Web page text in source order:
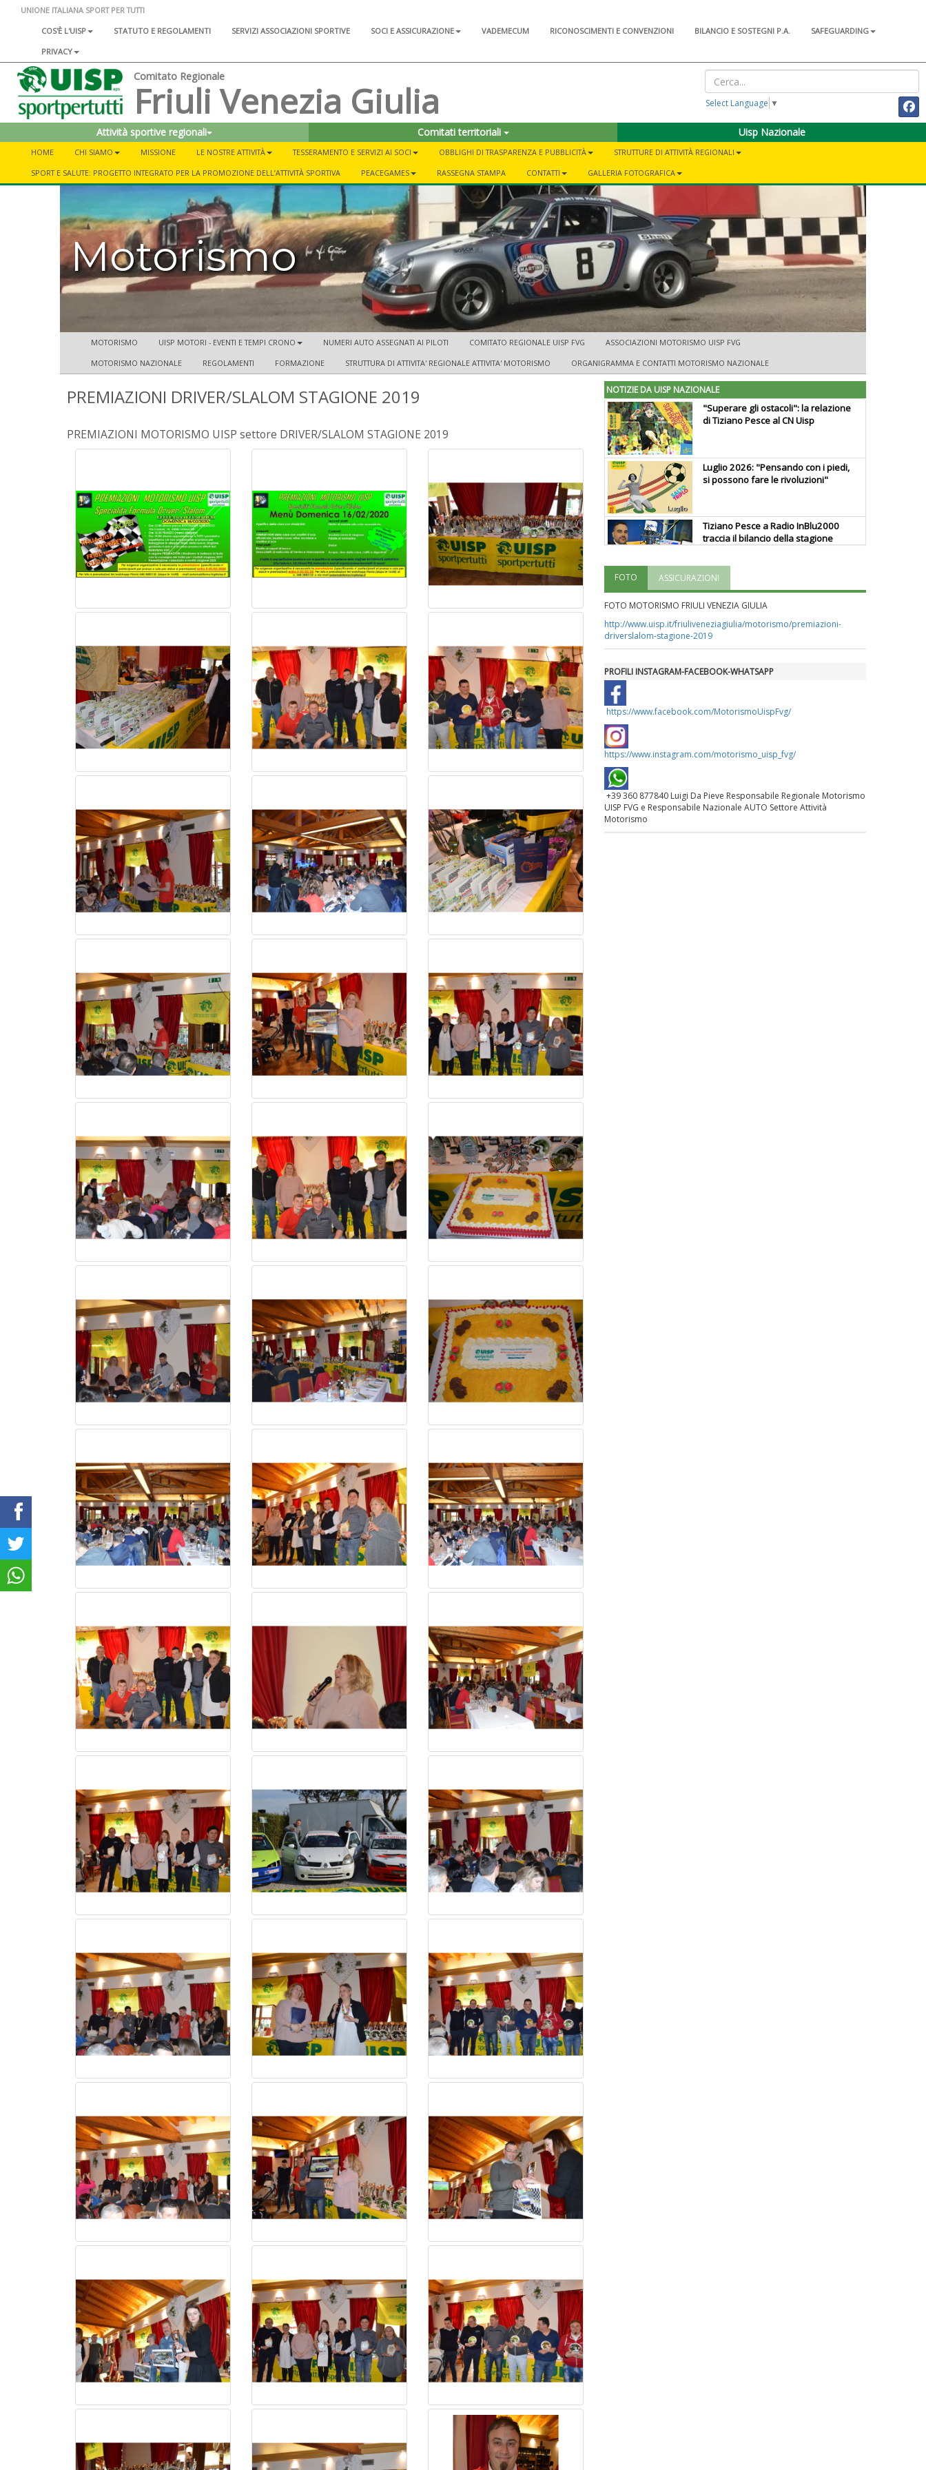
UNIONE ITALIANA SPORT PER TUTTI
COS'È L'UISP
STATUTO E REGOLAMENTI SERVIZI ASSOCIAZIONI SPORTIVE SOCI E ASSICURAZIONE VADEMECUM RICONOSCIMENTI E CONVENZIONI BILANCIO E SOSTEGNI P.A.
SAFEGUARDING
PRIVACY
Comitato Regionale
Friuli Venezia Giulia Select Language ▼
Attività sportive regionali Comitati territoriali Uisp Nazionale
HOME CHI SIAMO MISSIONE LE NOSTRE ATTIVITÀ TESSERAMENTO E SERVIZI AI SOCI OBBLIGHI DI TRASPARENZA E PUBBLICITÀ
STRUTTURE DI ATTIVITÀ REGIONALI
SPORT E SALUTE: PROGETTO INTEGRATO PER LA PROMOZIONE DELL’ATTIVITÀ SPORTIVA
PEACEGAMES RASSEGNA STAMPA CONTATTI GALLERIA FOTOGRAFICA
Motorismo
MOTORISMO UISP MOTORI - EVENTI E TEMPI CRONO NUMERI AUTO ASSEGNATI AI PILOTI COMITATO REGIONALE UISP FVG
ASSOCIAZIONI MOTORISMO UISP FVG
MOTORISMO NAZIONALE
REGOLAMENTI FORMAZIONE STRUTTURA DI ATTIVITA' REGIONALE ATTIVITA' MOTORISMO ORGANIGRAMMA E CONTATTI MOTORISMO NAZIONALE
PREMIAZIONI DRIVER/SLALOM STAGIONE 2019
PREMIAZIONI MOTORISMO UISP settore DRIVER/SLALOM STAGIONE 2019
NOTIZIE DA UISP NAZIONALE
"Superare gli ostacoli": la relazione
di Tiziano Pesce al CN Uisp
Luglio 2026: "Pensando con i piedi,
si possono fare le rivoluzioni"
Tiziano Pesce a Radio InBlu2000
traccia il bilancio della stagione
Fondazione Terzjus: prima riunione
FOTO ASSICURAZIONI
FOTO MOTORISMO FRIULI VENEZIA GIULIA
http://www.uisp.it/friuliveneziagiulia/motorismo/premiazioni-
driverslalom-stagione-2019
PROFILI INSTAGRAM-FACEBOOK-WHATSAPP
https://www.facebook.com/MotorismoUispFvg/
https://www.instagram.com/motorismo_uisp_fvg/
+39 360 877840 Luigi Da Pieve Responsabile Regionale Motorismo
UISP FVG e Responsabile Nazionale AUTO Settore Attività
Motorismo